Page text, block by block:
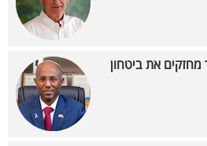
מחזקים את ביטחון